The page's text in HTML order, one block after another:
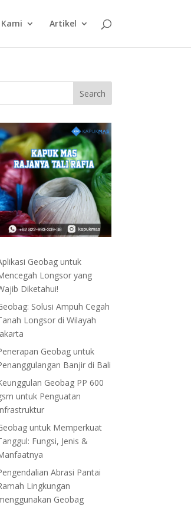
Artikel
Geobag untuk
Longsor yang
Diketahui!
Solusi Ampuh Cegah
Longsor di Wilayah
Geobag untuk
Banjir di Bali
Geobag PP 600
untuk Penguatan
untuk Memperkuat
Fungsi, Jenis &
Abrasi Pantai
Lingkungan
Geobag